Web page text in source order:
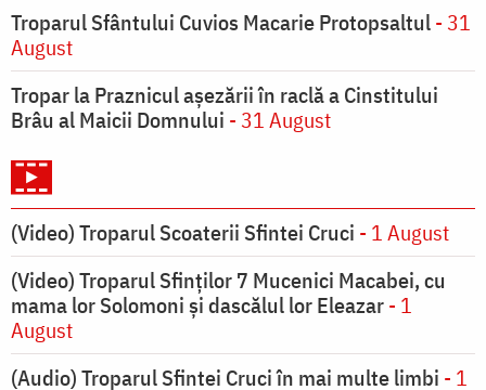
Troparul Sfântului Cuvios Macarie Protopsaltul- 31
August
Tropar la Praznicul aşezării în raclă a Cinstitului
Brâu al Maicii Domnului - 31 August
(Video) Troparul Scoaterii Sfintei Cruci - 1 August
(Video) Troparul Sfinților 7 Mucenici Macabei, cu
mama lor Solomoni și dascălul lor Eleazar- 1
August
(Audio) Troparul Sfintei Cruci în mai multe limbi - 1